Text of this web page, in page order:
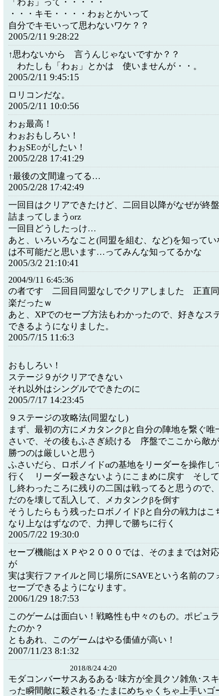
「わぉ」って・・・・・
・・・キモ・・・・わぉとかいって
自分でキモいって思わないワケ？？
2005/2/11 9:28:22
↑思わないから 言うんじゃないですか？？
わたしも「わぉ」とかは 使いませんが・・。
2005/2/11 9:45:15
ロリコンだな。
2005/2/11 10:0:56
わぉ最高！
わぉおもしろい！
わぉSE○がしたい！
2005/2/28 17:41:29
↑最後の文間違ってる…
2005/2/28 17:42:49
一回目はクリアできたけど、二回目以降がなぜが終
詰まってしまうorz
一回目どうしたっけ…
あと、いろいろなこと(同盟を組む、など)を知って
は不可能だと思います…ってみんな知ってるかな
2005/3/2 21:10:41
2004/9/11 6:45:36
の者です 二回目同盟なしでクリアしました 正直
楽だったｗ
あと、XPでのセーブ方法もわかったので、好きなス
できるようになりました。
2005/7/15 11:6:3
おもしろい！
ステージ９がクリアできない
それ以外はシングルでできたのに
2005/7/17 14:23:45
９ステージの攻略法(同盟なし)
まず、最初の方にメカタンクβと自分の陣地を繋ぐ唯
さいで、その後もふさぎ続ける 序盤でここから敵
勝つのは厳しいと思う
ふさいだら、ロボノイドαの基地をリーダーを操作し
行く リーダー殺さないようにこまめに戻す そし
し終わったころに残りの二国は戦ってると思うので
だのを壊して乱入して、メカタンクβを倒す
そうしたらもう残ったロボノイドβと自分の戦力はこ
なり上なはずなので、力押しで勝ちに行く
2005/7/22 19:30:0
セーブ機能はＸＰや２０００では、そのままでは対
が
実は実行ファイルと同じ場所にSAVEという名前のフ
セーブできるようになります。
2006/1/29 18:7:53
このゲームは面白い！戦略性も中々のもの。ポピュ
たのか？
ともあれ、このゲームはやる価値が高い！
2007/11/23 8:1:32
2018/8/24 4:20
モダコンバーサスあるある･味方が全員クソ雑魚･ス
った瞬間敵に殺される･たまにめちゃくちゃ上手いゴ